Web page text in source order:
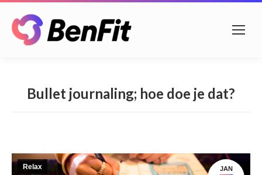
Bullet journaling; hoe doe je dat?
JAN
Relax